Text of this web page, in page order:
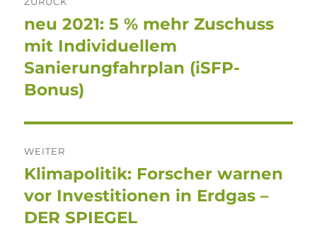
Vorheriger
Beitrag:
neu 2021: 5 % mehr Zuschuss
mit Individuellem
Sanierungfahrplan (iSFP-
Bonus)
WEITER
Nächster
Beitrag:
Klimapolitik: Forscher warnen
vor Investitionen in Erdgas –
DER SPIEGEL